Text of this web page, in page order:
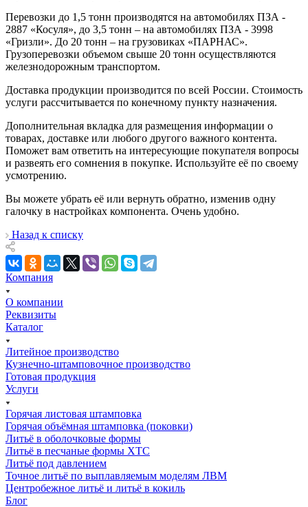
Перевозки до 1,5 тонн производятся на автомобилях ПЗА -
2887 «Косуля», до 3,5 тонн – на автомобилях ПЗА - 3998
«Гризли». До 20 тонн – на грузовиках «ПАРНАС».
Грузоперевозки объемом свыше 20 тонн осуществляются
железнодорожным транспортом.
Доставка продукции производится по всей России. Стоимость
услуги рассчитывается по конечному пункту назначения.
Дополнительная вкладка для размещения информации о
товарах, доставке или любого другого важного контента.
Поможет вам ответить на интересующие покупателя вопросы
и развеять его сомнения в покупке. Используйте её по своему
усмотрению.
Вы можете убрать её или вернуть обратно, изменив одну
галочку в настройках компонента. Очень удобно.
Назад к списку
Компания
О компании
Реквизиты
Каталог
Литейное производство
Кузнечно-штамповочное производство
Готовая продукция
Услуги
Горячая листовая штамповка
Горячая объёмная штамповка (поковки)
Литьё в оболочковые формы
Литьё в песчаные формы ХТС
Литьё под давлением
Точное литьё по выплавляемым моделям ЛВМ
Центробежное литьё и литьё в кокиль
Блог